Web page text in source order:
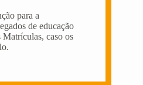
para a
de educação
Matrículas, caso os